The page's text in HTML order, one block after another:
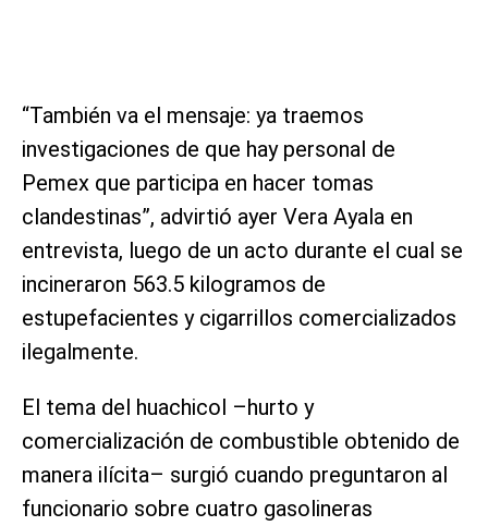
“También va el mensaje: ya traemos
investigaciones de que hay personal de
Pemex que participa en hacer tomas
clandestinas”, advirtió ayer Vera Ayala en
entrevista, luego de un acto durante el cual se
incineraron 563.5 kilogramos de
estupefacientes y cigarrillos comercializados
ilegalmente.
El tema del huachicol –hurto y
comercialización de combustible obtenido de
manera ilícita– surgió cuando preguntaron al
funcionario sobre cuatro gasolineras